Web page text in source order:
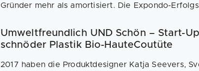
Gründer mehr als amortisiert. Die Expondo-
Umweltfreundlich UND Schön – Start-
schnöder Plastik Bio-HauteCoutüte
2017 haben die Produktdesigner Katja Seevers,